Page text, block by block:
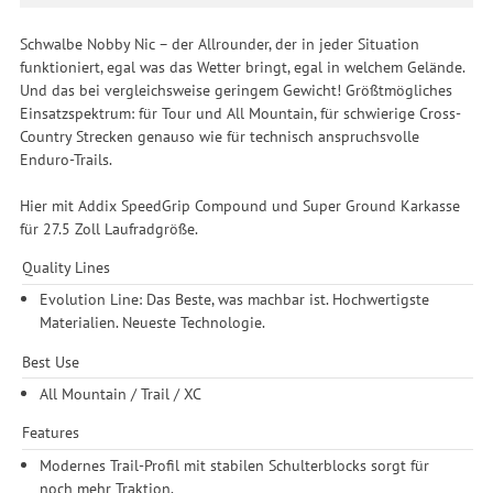
Schwalbe Nobby Nic – der Allrounder, der in jeder Situation
funktioniert, egal was das Wetter bringt, egal in welchem Gelände.
Und das bei vergleichsweise geringem Gewicht! Größtmögliches
Einsatzspektrum: für Tour und All Mountain, für schwierige Cross-
Country Strecken genauso wie für technisch anspruchsvolle
Enduro-Trails.
Hier mit Addix SpeedGrip Compound und Super Ground Karkasse
für 27.5 Zoll Laufradgröße.
Quality Lines
Evolution Line: Das Beste, was machbar ist. Hochwertigste
Materialien. Neueste Technologie.
Best Use
All Mountain / Trail / XC
Features
Modernes Trail-Profil mit stabilen Schulterblocks sorgt für
noch mehr Traktion.